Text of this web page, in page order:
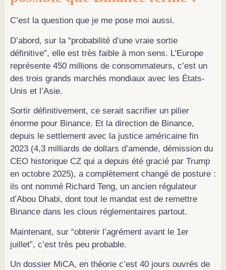
C’est la question que je me pose moi aussi.
D’abord, sur la “probabilité d’une vraie sortie
définitive”, elle est très faible à mon sens. L’Europe
représente 450 millions de consommateurs, c’est un
des trois grands marchés mondiaux avec les États-
Unis et l’Asie.
Sortir définitivement, ce serait sacrifier un pilier
énorme pour Binance. Et la direction de Binance,
depuis le settlement avec la justice américaine fin
2023 (4,3 milliards de dollars d’amende, démission du
CEO historique CZ qui a depuis été gracié par Trump
en octobre 2025), a complètement changé de posture :
ils ont nommé Richard Teng, un ancien régulateur
d’Abou Dhabi, dont tout le mandat est de remettre
Binance dans les clous réglementaires partout.
Maintenant, sur “obtenir l’agrément avant le 1er
juillet”, c’est très peu probable.
Un dossier MiCA, en théorie c’est 40 jours ouvrés de